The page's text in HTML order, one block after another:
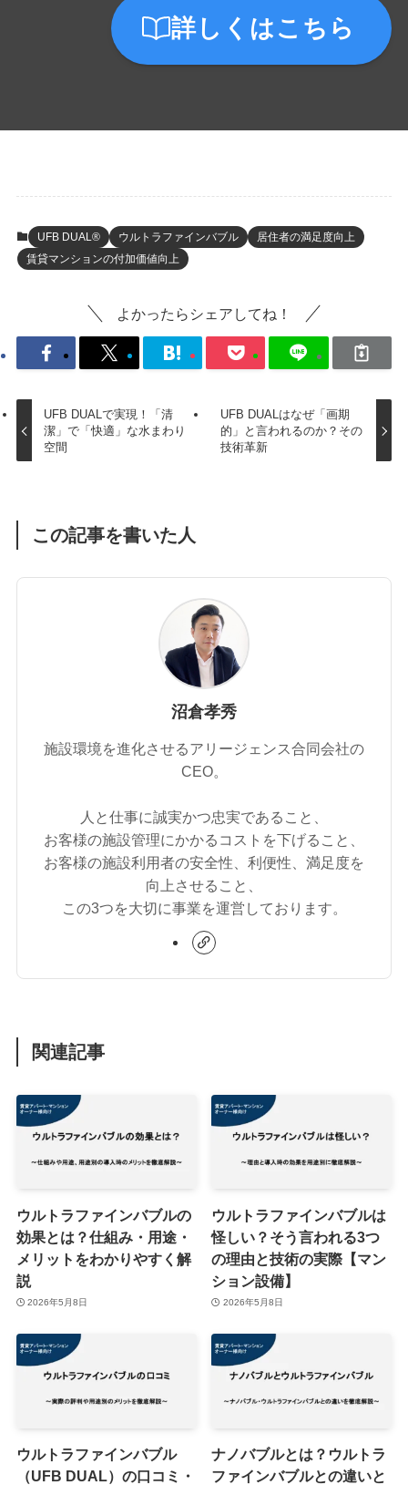
詳しくはこちら
UFB DUAL® ウルトラファインバブル
居住者の満足度向上
賃貸マンションの付加価値向上
よかったらシェアしてね！
UFB DUALで実現！「清
潔」で「快適」な水まわり
空間
UFB DUALはなぜ「画期
的」と言われるのか？その
技術革新
この記事を書いた人
沼倉孝秀
施設環境を進化させるアリージェンス合同会社の
CEO。
人と仕事に誠実かつ忠実であること、
お客様の施設管理にかかるコストを下げること、
お客様の施設利用者の安全性、利便性、満足度を
向上させること、
この3つを大切に事業を運営しております。
関連記事
ウルトラファインバブルの
効果とは？仕組み・用途・
メリットをわかりやすく解
説
2026年5月8日
ウルトラファインバブルは
怪しい？そう言われる3つ
の理由と技術の実際【マン
ション設備】
2026年5月8日
ウルトラファインバブル
（UFB DUAL）の口コミ・
ナノバブルとは？ウルトラ
ファインバブルとの違いと